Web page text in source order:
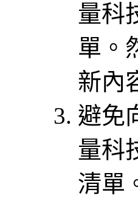
量科
單。
新內
避免
量科
清單